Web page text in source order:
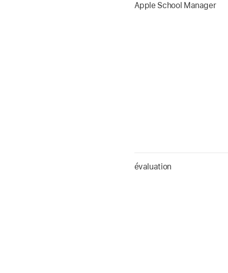
Apple School Manager
évaluation